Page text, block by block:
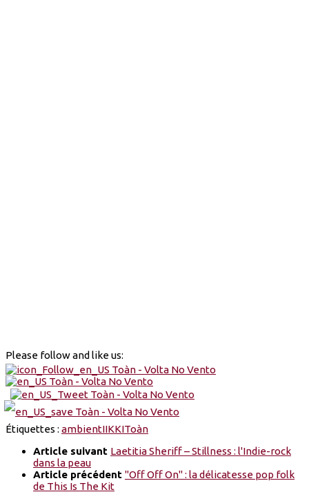
Please follow and like us:
Étiquettes : ambientIIKKIToàn
Article suivant Laetitia Sheriff – Stillness : l'Indie-rock
dans la peau
Article précédent "Off Off On" : la délicatesse pop folk
de This Is The Kit